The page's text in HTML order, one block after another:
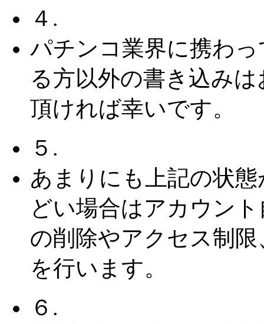
４.
パチンコ業界に携わっ
る方以外の書き込みは
頂ければ幸いです。
５.
あまりにも上記の状態
どい場合はアカウント
の削除やアクセス制限
を行います。
６.